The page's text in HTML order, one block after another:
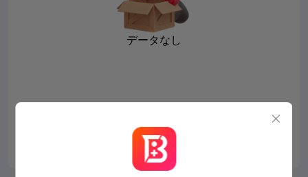
データなし